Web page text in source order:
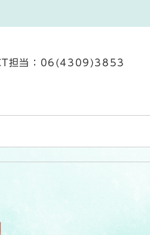
担当：06(4309)3853